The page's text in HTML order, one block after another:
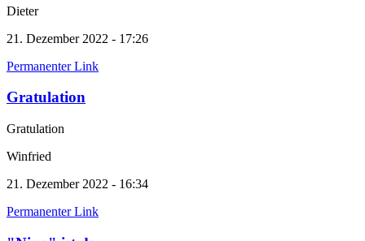
Dieter
21. Dezember 2022 - 17:26
Permanenter Link
Gratulation
Gratulation
Winfried
21. Dezember 2022 - 16:34
Permanenter Link